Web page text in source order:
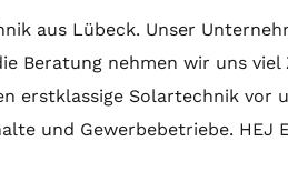
aus Lübeck. Unser
Beratung nehmen wir uns viel
erstklassige Solartechnik vor
und Gewerbebetriebe. HEJ